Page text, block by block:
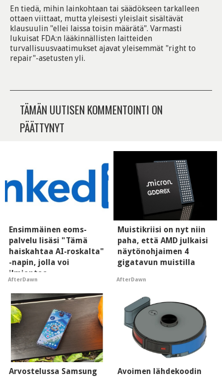
En tiedä, mihin lainkohtaan tai säädökseen tarkalleen
ottaen viittaat, mutta yleisesti yleislait sisältävät
klausuulin "ellei laissa toisin määrätä". Varmasti
lukuisat FDA:n lääkinnällisten laitteiden
turvallisuusvaatimukset ajavat yleisemmät "right to
repair"-asetusten yli.
TÄMÄN UUTISEN KOMMENTOINTI ON
PÄÄTTYNYT
Ensimmäinen eoms-
palvelu lisäsi "Tämä
haiskahtaa AI-roskalta"
-napin, jolla voi
ilmiantaa
tekoälytauhkan
AfterDawn
Muistikriisi on nyt niin
paha, että AMD julkaisi
näytönohjaimen 4
gigatavun muistilla
AfterDawn
Arvostelussa Samsung
Avoimen lähdekoodin